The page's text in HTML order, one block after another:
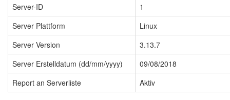
Server-ID
1
Server Plattform
Linux
Server Version
3.13.7
Server Erstelldatum (dd/mm/yyyy)
09/08/2018
Report an Serverliste
Aktiv